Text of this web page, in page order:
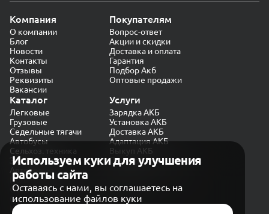
Используем куки для улучшения
работы сайта
Оставаясь с нами, вы соглашаетесь на
использование файлов куки
Компания
О компании
Блог
Новости
Контакты
Отзывы
Реквизиты
Вакансии
Покупателям
Вопрос-ответ
Акции и скидки
Доставка и оплата
Гарантия
Подбор Акб
Оптовые продажи
Каталог
Легковые
Грузовые
Седельные тягачи
Автобусы
Сельхоз. техника
Экскаваторы
Автокраны
Услуги
Зарядка АКБ
Установка АКБ
Доставка АКБ
Адаптация АКБ
Выкуп АКБ
Проверка генератора
Политика конфиденциальности
Обработка персональных данных
Согласие на обработку в «Яндекс.Метрика»
Карта сайта